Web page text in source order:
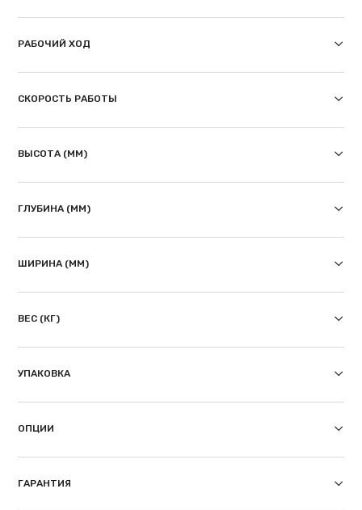
РАБОЧИЙ ХОД
СКОРОСТЬ РАБОТЫ
ВЫСОТА (ММ)
ГЛУБИНА (ММ)
ШИРИНА (ММ)
ВЕС (КГ)
УПАКОВКА
ОПЦИИ
ГАРАНТИЯ